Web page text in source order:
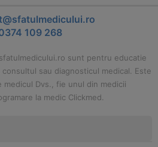
109 268
sunt pentru educatie
sau diagnosticul medical. Este
Dvs., fie unul din medicii
la medic Clickmed.